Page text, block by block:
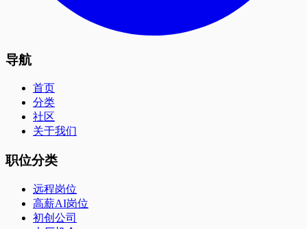
导航
首页
分类
社区
关于我们
职位分类
远程岗位
高薪AI岗位
初创公司